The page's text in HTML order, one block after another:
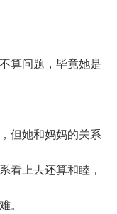
算问题，毕竟她是
但她和妈妈的关系
看上去还算和睦，
。